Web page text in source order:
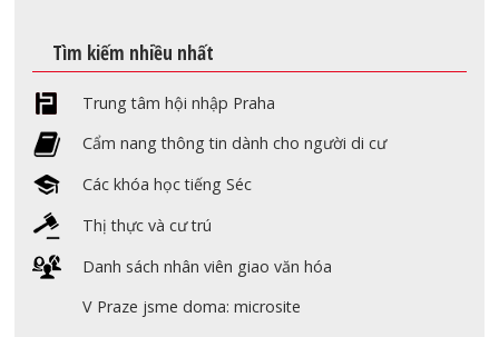
Tìm kiếm nhiều nhất
Trung tâm hội nhập Praha
Cẩm nang thông tin dành cho người di cư
Các khóa học tiếng Séc
Thị thực và cư trú
Danh sách nhân viên giao văn hóa
V Praze jsme doma: microsite